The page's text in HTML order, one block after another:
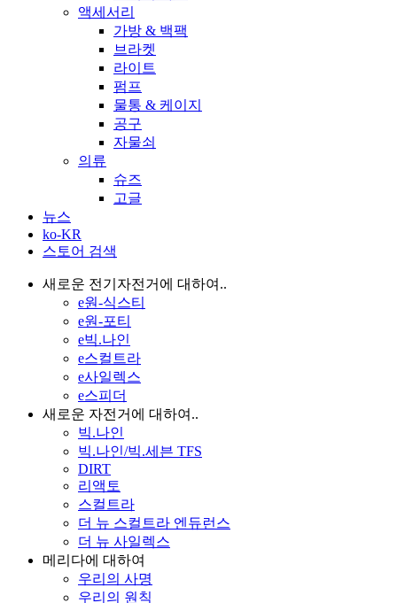
액세서리
가방 & 백팩
브라켓
라이트
펌프
물통 & 케이지
공구
자물쇠
의류
슈즈
고글
뉴스
ko-KR
스토어 검색
새로운 전기자전거에 대하여..
e원-식스티
e원-포티
e빅.나인
e스컬트라
e사일렉스
e스피더
새로운 자전거에 대하여..
빅.나인
빅.나인/빅.세븐 TFS
DIRT
리액토
스컬트라
더 뉴 스컬트라 엔듀런스
더 뉴 사일렉스
메리다에 대하여
우리의 사명
우리의 원칙